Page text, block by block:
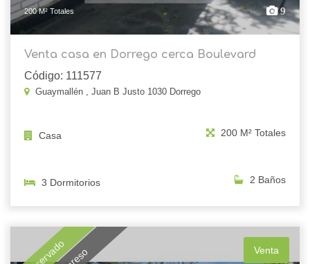
200 M² Totales 9
Venta casa en Dorrego cerca Boulevard
Código: 111577
Guaymallén , Juan B Justo 1030 Dorrego
Casa 200 M² Totales
3 Dormitorios 2 Baños
Venta